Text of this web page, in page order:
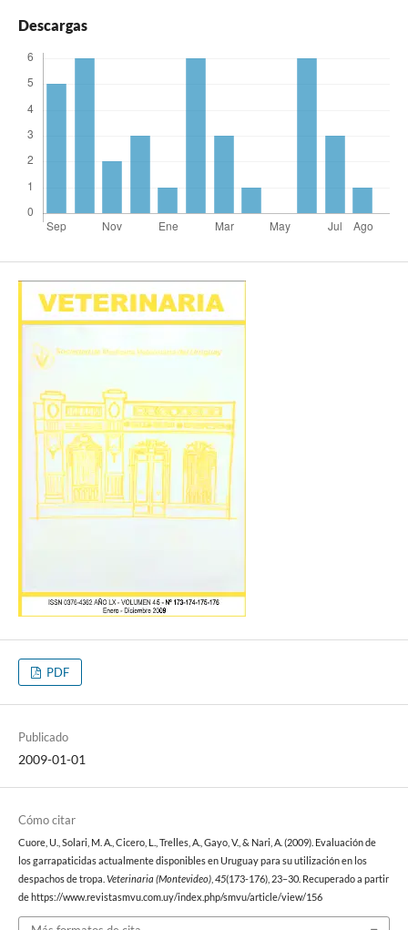
Descargas
PDF
Publicado
2009-01-01
Cómo citar
Cuore, U., Solari, M. A., Cicero, L., Trelles, A., Gayo, V., & Nari, A. (2009). Evaluación de
los garrapaticidas actualmente disponibles en Uruguay para su utilización en los
despachos de tropa. Veterinaria (Montevideo), 45(173-176), 23–30. Recuperado a partir
de https://www.revistasmvu.com.uy/index.php/smvu/article/view/156